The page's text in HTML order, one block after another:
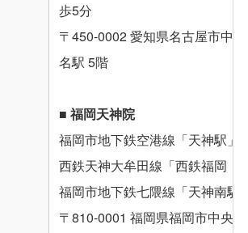
歩5分
〒450-0002 愛知県名古屋市中
名駅 5階
■ 福岡天神院
福岡市地下鉄空港線「天神駅」
西鉄天神大牟田線「西鉄福岡（
福岡市地下鉄七隈線「天神南駅
〒810-0001 福岡県福岡市中央